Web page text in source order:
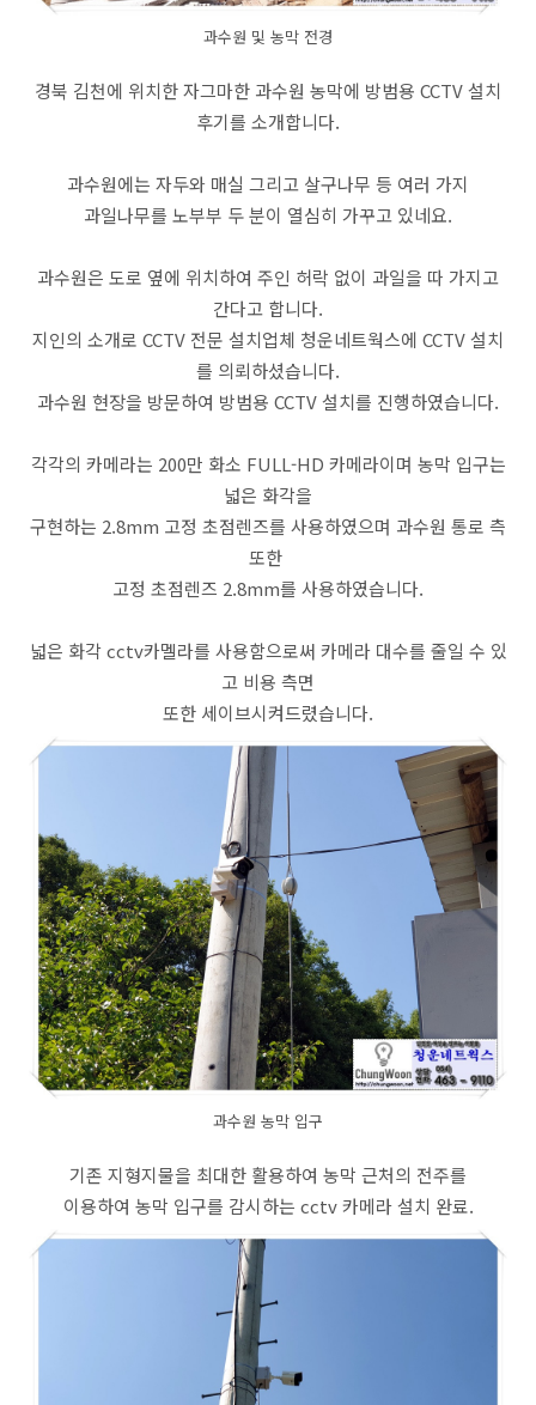
과수원 및 농막 전경
경북 김천에 위치한 자그마한 과수원 농막에 방범용 CCTV 설치
후기를 소개합니다.
과수원에는 자두와 매실 그리고 살구나무 등 여러 가지
과일나무를 노부부 두 분이 열심히 가꾸고 있네요.
과수원은 도로 옆에 위치하여 주인 허락 없이 과일을 따 가지고
간다고 합니다.
지인의 소개로 CCTV 전문 설치업체 청운네트웍스에 CCTV 설치
를 의뢰하셨습니다.
과수원 현장을 방문하여 방범용 CCTV 설치를 진행하였습니다.
각각의 카메라는 200만 화소 FULL-HD 카메라이며 농막 입구는
넓은 화각을
구현하는 2.8mm 고정 초점렌즈를 사용하였으며 과수원 통로 측
또한
고정 초점렌즈 2.8mm를 사용하였습니다.
넓은 화각 cctv카멜라를 사용함으로써 카메라 대수를 줄일 수 있
고 비용 측면
또한 세이브시켜드렸습니다.
과수원 농막 입구
기존 지형지물을 최대한 활용하여 농막 근처의 전주를
이용하여 농막 입구를 감시하는 cctv 카메라 설치 완료.